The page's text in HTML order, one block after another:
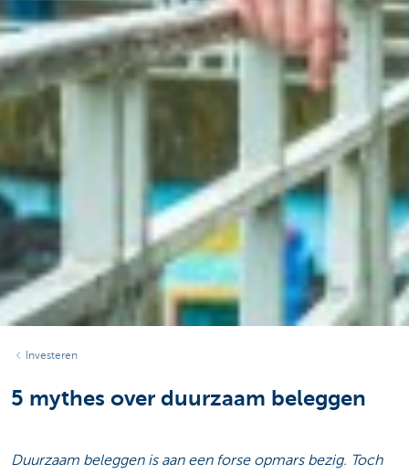
Investeren
5 mythes over duurzaam beleggen
Duurzaam beleggen is aan een forse opmars bezig. Toch